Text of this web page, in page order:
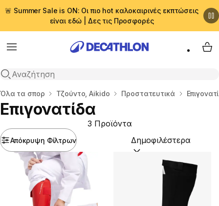
🚨 Summer Sale is ON: Οι πιο hot καλοκαιρινές εκπτώσεις
είναι εδώ | Δες τις Προσφορές
Menu
Αναζήτηση
My
Αρχική σελίδα
Όλα τα σπορ Τζούντο, Aikido Προστατευτικά
Επιγονατίδα
Απόκρυψη Φίλτρων
3 Προϊόντα
Ταξινόμηση κατά: